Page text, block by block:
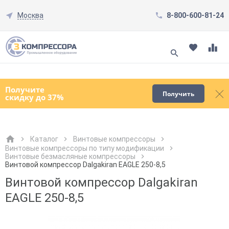
Москва 8-800-600-81-24
Получите
скидку до 37% Получить
Смотреть все товары
Каталог
Винтовые компрессоры
Винтовые компрессоры по типу модификации
Винтовые безмасляные компрессоры
Винтовой компрессор Dalgakiran EAGLE 250-8,5
Винтовой компрессор Dalgakiran
EAGLE 250-8,5
Как к Вам обращаться?
Телефон
Как к Вам обращаться?
Телефон
Город доставки
Как к Вам обращаться?
Как к Вам обращаться?
Телефон